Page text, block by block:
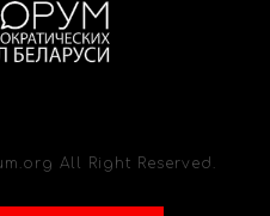
All Right Reserved.